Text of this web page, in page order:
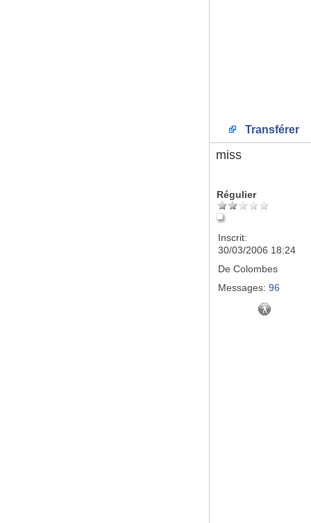
Transférer
miss
Régulier
Inscrit:
30/03/2006 18:24
De Colombes
Messages: 96